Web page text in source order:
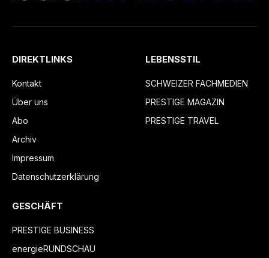
DIREKTLINKS
Kontakt
Über uns
Abo
Archiv
Impressum
Datenschutzerklärung
LEBENSSTIL
SCHWEIZER FACHMEDIEN
PRESTIGE MAGAZIN
PRESTIGE TRAVEL
GESCHÄFT
PRESTIGE BUSINESS
energieRUNDSCHAU